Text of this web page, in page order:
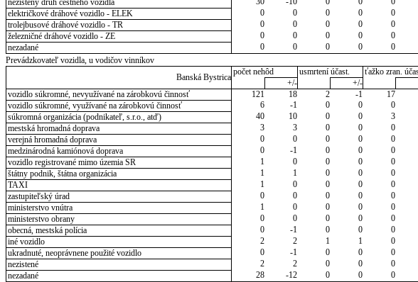
nezistený druh cestného vozidla
električkové dráhové vozidlo - ELEK
0 0 0 0 0
trolejbusové dráhové vozidlo - TR
0 0 0 0 0
železničné dráhové vozidlo - ZE
0 0 0 0 0
nezadané
0 0 0 0 0
Prevádzkovateľ vozidla, u vodičov vinníkov
Banská Bystrica
počet nehôd usmrtení účast. ťažko zran.
+/-
+/-
vozidlo súkromné, nevyužívané na zárobkovú činnosť
121 18 2 -1 17
vozidlo súkromné, využívané na zárobkovú činnosť
6 -1 0 0 0
súkromná organizácia (podnikateľ, s.r.o., atď)
40 10 0 0 3
mestská hromadná doprava
3 3 0 0 0
verejná hromadná doprava
0 0 0 0 0
medzinárodná kamiónová doprava
0 -1 0 0 0
vozidlo registrované mimo územia SR
1 0 0 0 0
štátny podnik, štátna organizácia
1 1 0 0 0
TAXI
1 0 0 0 0
zastupiteľský úrad
0 0 0 0 0
ministerstvo vnútra
1 0 0 0 0
ministerstvo obrany
0 0 0 0 0
obecná, mestská polícia
0 -1 0 0 0
iné vozidlo
2 2 1 1 0
ukradnuté, neoprávnene použité vozidlo
0 -1 0 0 0
nezistené
2 2 0 0 0
nezadané
28 -12 0 0 0